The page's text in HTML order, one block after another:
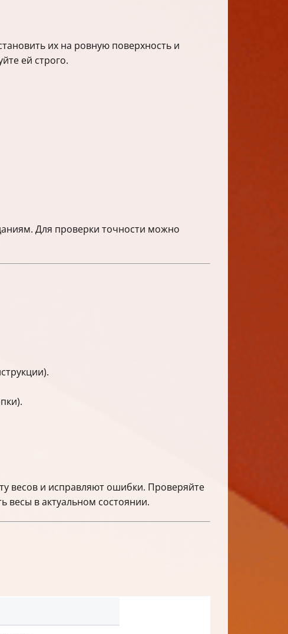
их на ровную поверхность и
ей строго.
Для проверки точности можно
весов и исправляют ошибки. Проверяйте
в актуальном состоянии.